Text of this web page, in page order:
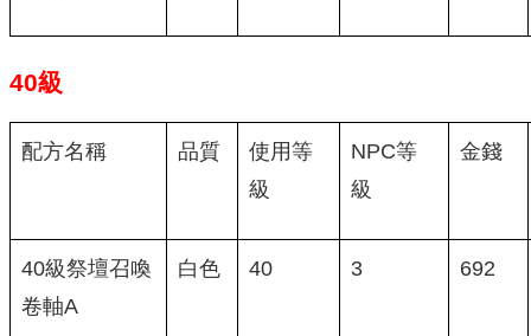
40級
配方名稱 品質
使用等
級
NPC等
級
金錢
40級祭壇召喚
卷軸A
白色 40 3 692